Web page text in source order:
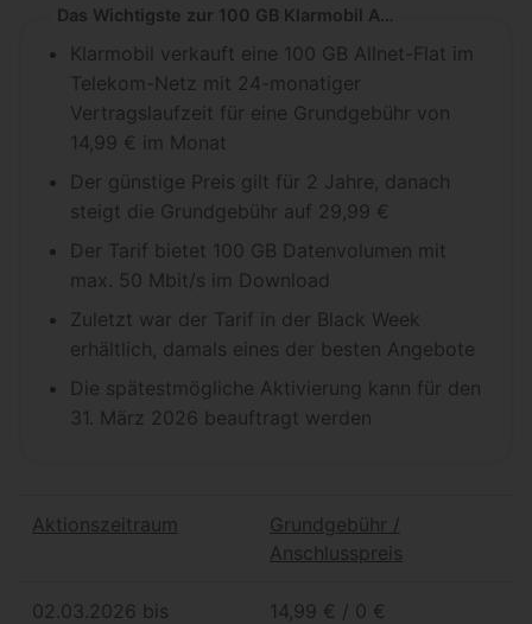
Das Wichtigste zur 100 GB Klarmobil Allnet-Flat
Klarmobil verkauft eine 100 GB Allnet-Flat im
Telekom-Netz mit 24-monatiger
Vertragslaufzeit für eine Grundgebühr von
14,99 € im Monat
Der günstige Preis gilt für 2 Jahre, danach
steigt die Grundgebühr auf 29,99 €
Der Tarif bietet 100 GB Datenvolumen mit
max. 50 Mbit/s im Download
Zuletzt war der Tarif in der Black Week
erhältlich, damals eines der besten Angebote
Die spätestmögliche Aktivierung kann für den
31. März 2026 beauftragt werden
Aktionszeitraum
Grundgebühr /
Anschlusspreis
02.03.2026 bis
14,99 € / 0 €